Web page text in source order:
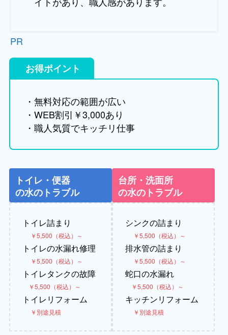
PR
お得ポイント
・無料対応の範囲が広い
・WEB割引￥3,000あり
・職人気質でキッチリ仕事
トイレ・便器
の水のトラブル
トイレ詰まり
￥5,500（税込）～
トイレの水漏れ修理
￥5,500（税込）～
トイレタンクの故障
￥5,500（税込）～
トイレリフォーム
￥別途見積
台所・洗面所
の水のトラブル
シンクの詰まり
￥5,500（税込）～
排水管の詰まり
￥5,500（税込）～
蛇口の水漏れ
￥5,500（税込）～
キッチンリフォーム
￥別途見積